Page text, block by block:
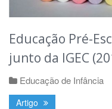
Educação Pré-
junto da IGEC
Educação de Infância
Artigo